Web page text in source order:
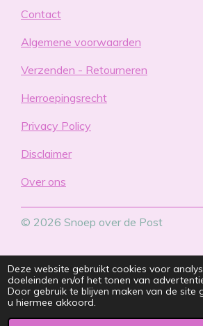
Deze website gebruikt cookies voor
doeleinden en/of het tonen van
Door gebruik te blijven maken van de site
u hiermee akkoord.
Contact
Algemene voorwaarden
Verzenden - Retourneren
Herroepingsrecht
Privacy Policy
Disclaimer
Over ons
© 2026 Snoep over de Post